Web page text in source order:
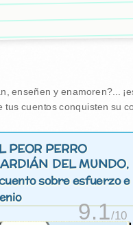
enseñen y enamoren?...
cuentos conquisten su
PEOR PERRO
DEL MUNDO,
sobre esfuerzo e
9.1/10